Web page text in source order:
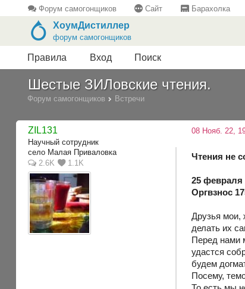
Форум самогонщиков Сайт Барахолка
ХоумДистиллер
форум самогонщиков
Правила Вход Поиск
Шестые ЗИЛовские чтения.
Форум самогонщиков Встречи
ZIL131
Научный сотрудник
село Малая Приваловка
2.6K
1.1K
08 Нояб. 22,
Чтения не
25 февраля
Оргвзнос
Друзья мои,
делать их
Перед нами
удастся
будем
Посему,